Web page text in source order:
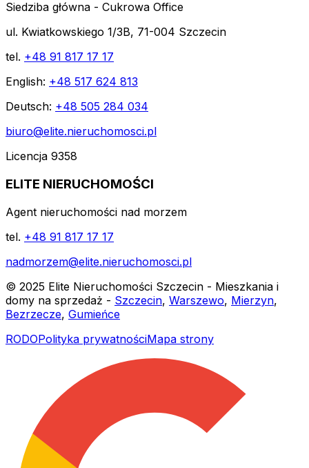
Siedziba główna - Cukrowa Office
ul. Kwiatkowskiego 1/3B, 71-004 Szczecin
tel. +48 91 817 17 17
English: +48 517 624 813
Deutsch: +48 505 284 034
biuro@elite.nieruchomosci.pl
Licencja 9358
ELITE NIERUCHOMOŚCI
Agent nieruchomości nad morzem
tel. +48 91 817 17 17
nadmorzem@elite.nieruchomosci.pl
© 2025 Elite Nieruchomości Szczecin - Mieszkania i
domy na sprzedaż - Szczecin, Warszewo, Mierzyn,
Bezrzecze, Gumieńce
RODOPolityka prywatnościMapa strony